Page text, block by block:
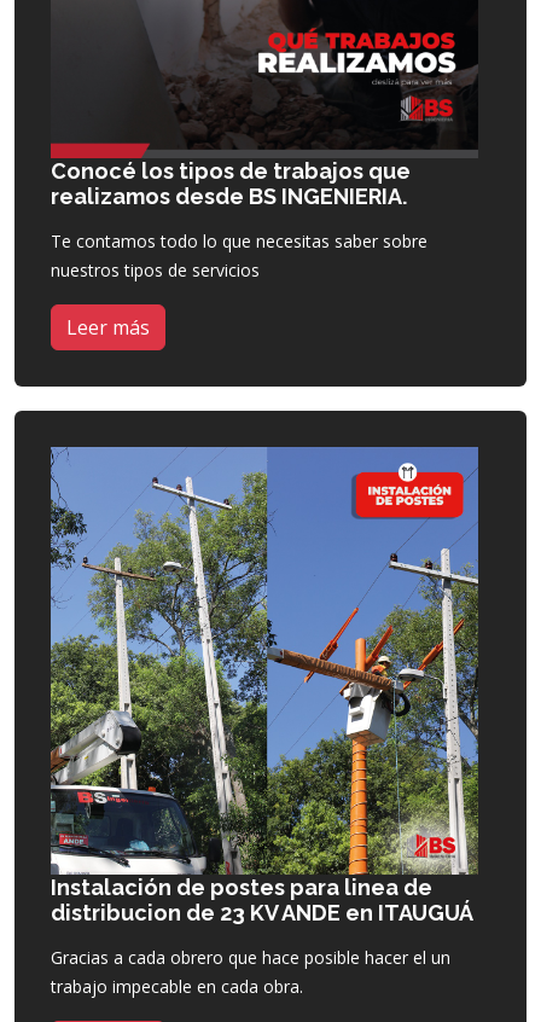
Conocé los tipos de trabajos que
realizamos desde BS INGENIERIA.
Te contamos todo lo que necesitas saber sobre
nuestros tipos de servicios
Leer más
Instalación de postes para linea de
distribucion de 23 KV ANDE en ITAUGUÁ
Gracias a cada obrero que hace posible hacer el un
trabajo impecable en cada obra.